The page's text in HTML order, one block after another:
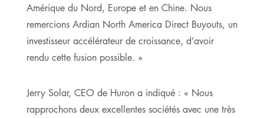
Amérique du Nord, Europe et en Chine. Nous
remercions Ardian North America Direct Buyouts, un
investisseur accélérateur de croissance, d’avoir
rendu cette fusion possible. »
Jerry Solar, CEO de Huron a indiqué : « Nous
rapprochons deux excellentes sociétés avec une très